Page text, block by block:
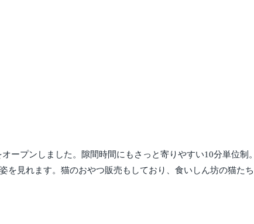
プンしました。隙間時間にもさっと寄りやすい10分単位制
を見れます。猫のおやつ販売もしており、食いしん坊の猫た